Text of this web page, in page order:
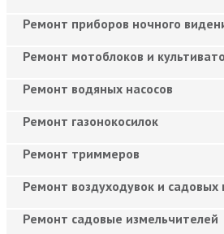
Ремонт приборов ночного
Ремонт мотоблоков и
Ремонт водяных насосов
Ремонт газонокосилок
Ремонт триммеров
Ремонт воздуходувок и садовых
Ремонт садовые измельчителей